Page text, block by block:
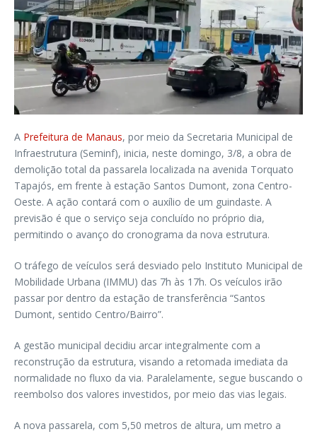
A Prefeitura de Manaus, por meio da Secretaria Municipal de
Infraestrutura (Seminf), inicia, neste domingo, 3/8, a obra de
demolição total da passarela localizada na avenida Torquato
Tapajós, em frente à estação Santos Dumont, zona Centro-
Oeste. A ação contará com o auxílio de um guindaste. A
previsão é que o serviço seja concluído no próprio dia,
permitindo o avanço do cronograma da nova estrutura.
O tráfego de veículos será desviado pelo Instituto Municipal de
Mobilidade Urbana (IMMU) das 7h às 17h. Os veículos irão
passar por dentro da estação de transferência “Santos
Dumont, sentido Centro/Bairro”.
A gestão municipal decidiu arcar integralmente com a
reconstrução da estrutura, visando a retomada imediata da
normalidade no fluxo da via. Paralelamente, segue buscando o
reembolso dos valores investidos, por meio das vias legais.
A nova passarela, com 5,50 metros de altura, um metro a